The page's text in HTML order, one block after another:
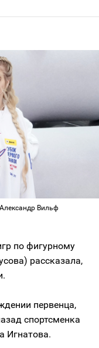
Вильф
по фигурному
рассказала,
первенца,
спортсменка
Игнатова.